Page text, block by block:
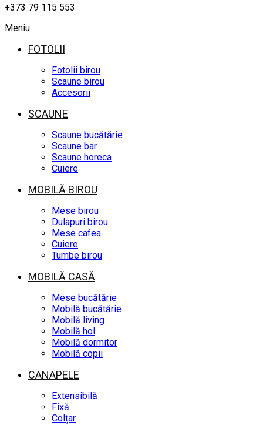
+373 79 115 553
Meniu
FOTOLII
Fotolii birou
Scaune birou
Accesorii
SCAUNE
Scaune bucătărie
Scaune bar
Scaune horeca
Cuiere
MOBILĂ BIROU
Mese birou
Dulapuri birou
Mese cafea
Cuiere
Tumbe birou
MOBILĂ CASĂ
Mese bucătărie
Mobilă bucătărie
Mobilă living
Mobilă hol
Mobilă dormitor
Mobilă copii
CANAPELE
Extensibilă
Fixă
Colțar